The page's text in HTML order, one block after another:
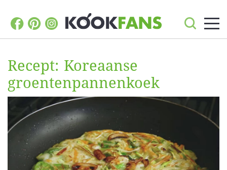
Recept: Koreaanse
groentenpannenkoek